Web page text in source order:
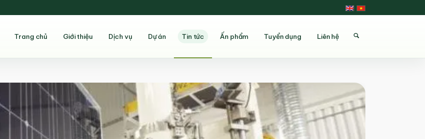
Trang chủ Giới thiệu Dịch vụ Dự án Tin tức Ấn phẩm Tuyển dụng Liên hệ